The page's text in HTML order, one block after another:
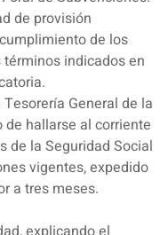
de provisión
de los
indicados en
General de la
hallarse al corriente
de la Seguridad Social
vigentes, expedido
a tres meses.